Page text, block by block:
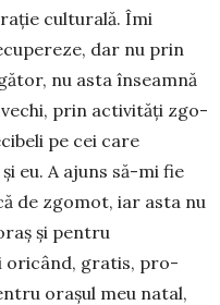
culturală. Îmi
dar nu prin
nu asta în­seam­­nă
prin ac­tivități zgo­
pe cei ca­re
eu. A ajuns să-mi fie
de zgomot, iar asta nu
și pen­tru
oricând, gra­tis, pro­
orașul meu natal,